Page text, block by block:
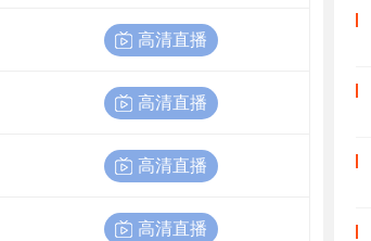
高清直播
高清直播
高清直播
高清直播